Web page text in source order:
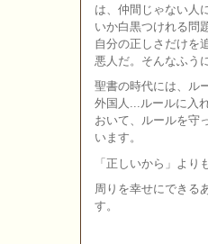
は、仲間じゃない人
いか白黒つけれる問
自分の正しさだけを
悪人だ。そんなふう
聖書の時代には、ル
外国人...ルールに入
おいて、ルールを守
います。
「正しいから」よ
周りを幸せにできる
す。